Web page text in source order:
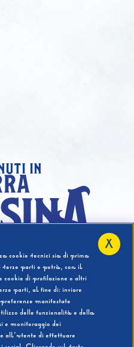
in
18 Anni?
NO
cookie tecnici sia di prima
terze parti e potrà, con il
cookie di profilazione o altri
parti, al fine di: inviare
manifestate
delle funzionalità e della
e monitoraggio dei
all’utente di effettuare
X